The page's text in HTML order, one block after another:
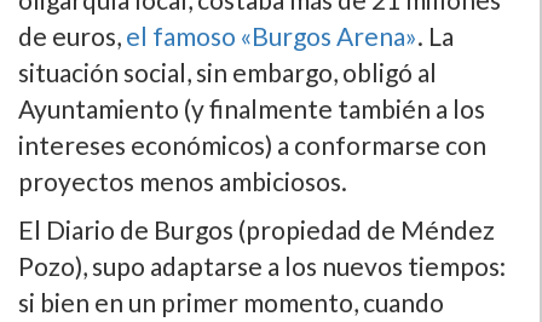
de euros, el famoso «Burgos Arena». La
situación social, sin embargo, obligó al
Ayuntamiento (y finalmente también a los
intereses económicos) a conformarse con
proyectos menos ambiciosos.
El Diario de Burgos (propiedad de Méndez
Pozo), supo adaptarse a los nuevos tiempos:
si bien en un primer momento, cuando